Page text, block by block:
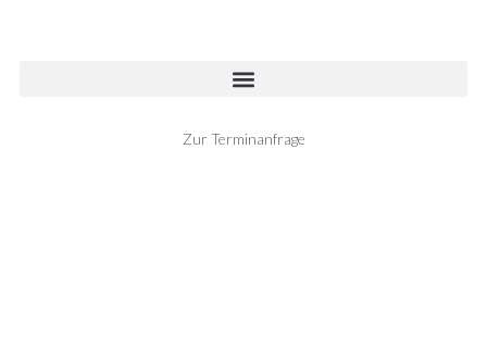
Zur Terminanfrage